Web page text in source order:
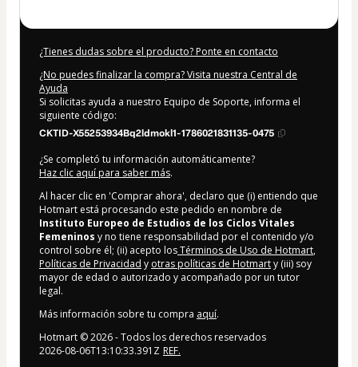
¿Tienes dudas sobre el producto? Ponte en contacto
¿No puedes finalizar la compra? Visita nuestra Central de
Ayuda
Si solicitas ayuda a nuestro Equipo de Soporte, informa el
siguiente código:
CKTID-X55253934Bq2ldmokl1-1786021831135-0475
¿Se completó tu información automáticamente?
Haz clic aquí para saber más.
Al hacer clic en 'Comprar ahora', declaro que (i) entiendo que
Hotmart está procesando este pedido en nombre de
Instituto Europeo de Estudios de los Ciclos Vitales
Femeninos y no tiene responsabilidad por el contenido y/o
control sobre él; (ii) acepto losTérminos de Uso de Hotmart,
Políticas de Privacidad y otras políticas de Hotmarty (iii) soy
mayor de edad o autorizado y acompañado por un tutor
legal.
Más información sobre tu compra aquí.
Hotmart ©2026- Todos los derechos reservados
2026-08-06T13:10:33.391Z REF.